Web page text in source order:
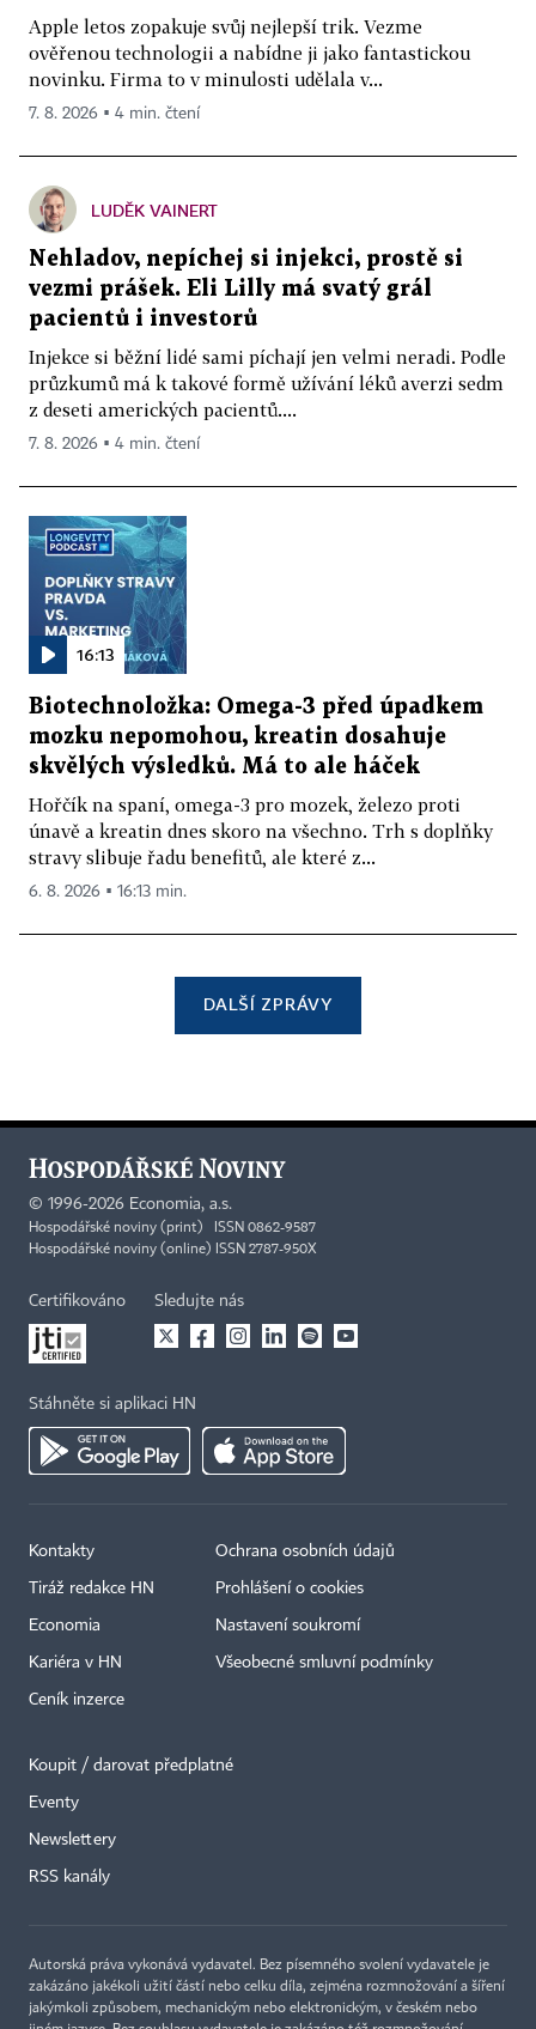
Apple letos zopakuje svůj nejlepší trik. Vezme
ověřenou technologii a nabídne ji jako fantastickou
novinku. Firma to v minulosti udělala v...
7. 8. 2026 ▪ 4 min. čtení
LUDĚK VAINERT
Nehladov, nepíchej si injekci, prostě si
vezmi prášek. Eli Lilly má svatý grál
pacientů i investorů
Injekce si běžní lidé sami píchají jen velmi neradi. Podle
průzkumů má k takové formě užívání léků averzi sedm
z deseti amerických pacientů....
7. 8. 2026 ▪ 4 min. čtení
16:13
Biotechnoložka: Omega-3 před úpadkem
mozku nepomohou, kreatin dosahuje
skvělých výsledků. Má to ale háček
Hořčík na spaní, omega-3 pro mozek, železo proti
únavě a kreatin dnes skoro na všechno. Trh s doplňky
stravy slibuje řadu benefitů, ale které z...
6. 8. 2026 ▪ 16:13 min.
DALŠÍ ZPRÁVY
© 1996-2026 Economia, a.s.
Hospodářské noviny (print) ISSN 0862-9587
Hospodářské noviny (online) ISSN 2787-950X
Certifikováno Sledujte nás
Stáhněte si aplikaci HN
Kontakty
Tiráž redakce HN
Economia
Kariéra v HN
Ceník inzerce
Ochrana osobních údajů
Prohlášení o cookies
Nastavení soukromí
Všeobecné smluvní podmínky
Koupit / darovat předplatné
Eventy
Newslettery
RSS kanály
Autorská práva vykonává vydavatel. Bez písemného svolení vydavatele je
zakázáno jakékoli užití částí nebo celku díla, zejména rozmnožování a šíření
jakýmkoli způsobem, mechanickým nebo elektronickým, v českém nebo